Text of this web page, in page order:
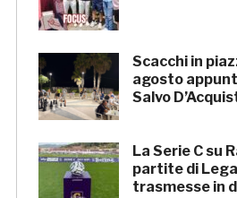
Scacchi in
agosto
Salvo
La Serie C su
partite di
trasmesse in